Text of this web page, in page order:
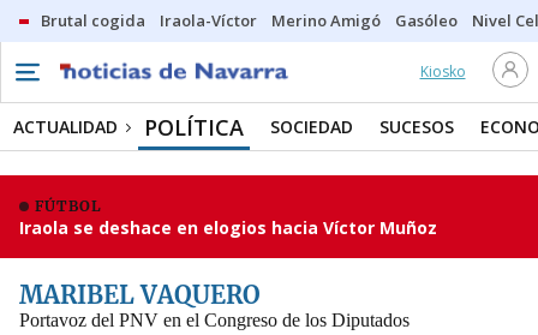
Brutal cogida Iraola-Víctor Merino Amigó Gasóleo Nivel
Kiosko
ACTUALIDAD POLÍTICA SOCIEDAD SUCESOS
FÚTBOL
Iraola se deshace en elogios hacia Víctor Muñoz
MARIBEL VAQUERO
Portavoz del PNV en el Congreso de los Diputados